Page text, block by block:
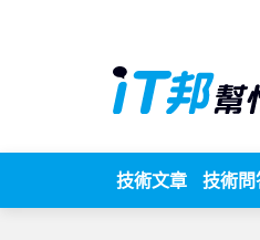
技術文章 技術問